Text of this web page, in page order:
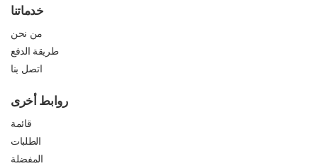
خدماتنا
من نحن
طريقة الدفع
اتصل بنا
روابط أخرى
قائمة
الطلبات
المفضلة